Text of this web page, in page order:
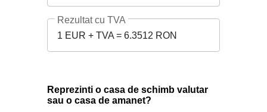
1 EUR + TVA = 6.3512 RON
Rezultat cu TVA
Reprezinti o casa de schimb valutar
sau o casa de amanet?